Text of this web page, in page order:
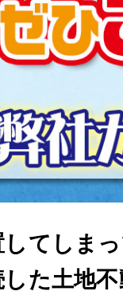
してしま
た土地